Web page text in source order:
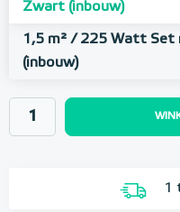
Zwart (inbouw)
1,5 m² / 225 Watt
(inbouw)
1